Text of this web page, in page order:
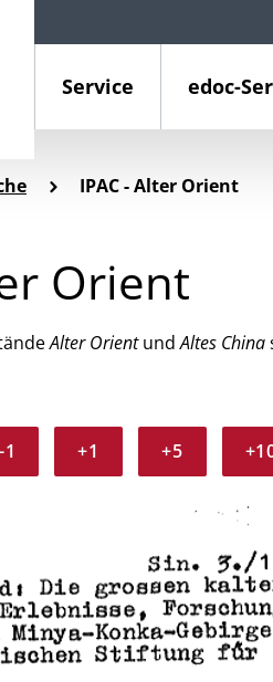
Service edoc-
IPAC - Alter Orient
Orient
Alter OrientundAltes China
-1 +1 +5